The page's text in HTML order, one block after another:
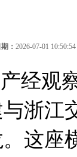
期： 2026-07-01 10:50:54
经观
浙江
这座